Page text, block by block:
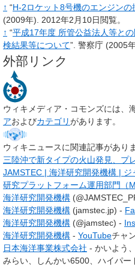
↑ “H-2ロケット8号機のエンジンの
(2009年).
2012年2月10日閲覧。
↑ “平成17年度 所管公益法人等と
検結果等について”. 警察庁 (2005
外部リンク
ウィキメディア・コモンズには、
アおよびカテゴリがあります。
ウィキニュースに関連記事がありま
三陸沖で新タイプの火山発見、プ
JAMSTEC | 海洋研究開発機構 | ジ
研究プラットフォーム運用部門（
海洋研究開発機構
海洋研究開発機構 (jamstec.jp) -
海洋研究開発機構 (@jamstec) -
海洋研究開発機構 - YouTubeチャ
日本海洋事業株式会社 - かいよう
みらい、しんかい6500、ハイパー